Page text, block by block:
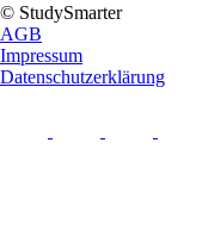
© StudySmarter
AGB
Impressum
Datenschutzerklärung